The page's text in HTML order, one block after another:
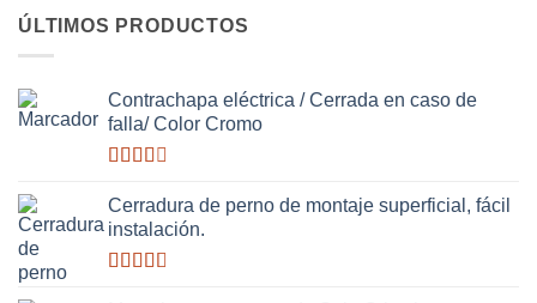
ÚLTIMOS PRODUCTOS
Contrachapa eléctrica / Cerrada en caso de
falla/ Color Cromo
con
2.51
de 5
Cerradura de perno de montaje superficial, fácil
instalación.